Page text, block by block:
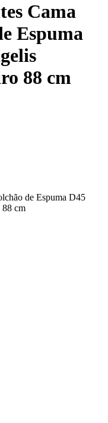
Cama
Espuma
88 cm
de Espuma D45
cm